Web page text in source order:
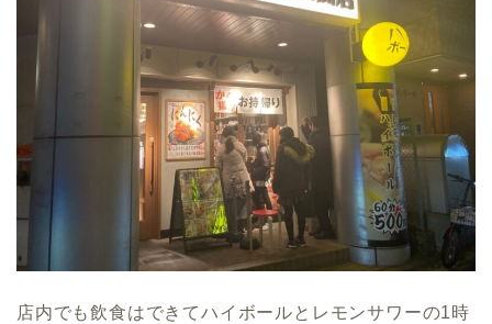
店内でも飲食はできてハイボールとレモンサワーの1時